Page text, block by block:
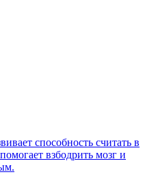
способность считать в
взбодрить мозг и